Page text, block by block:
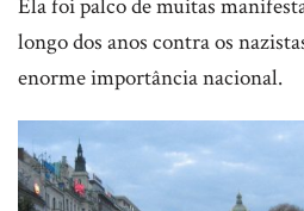
Ela foi palco de muitas
longo dos anos contra os
enorme importância nacional.